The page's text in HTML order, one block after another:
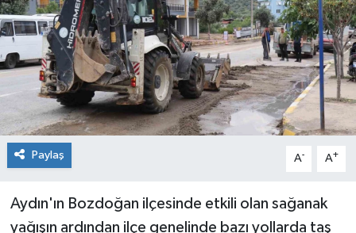
Paylaş A- A+
Aydın'ın Bozdoğan ilçesinde etkili olan sağanak
yağışın ardından ilçe genelinde bazı yollarda taş